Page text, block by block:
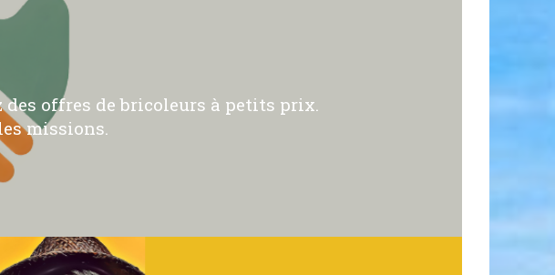
offres de bricoleurs à petits prix.
missions.